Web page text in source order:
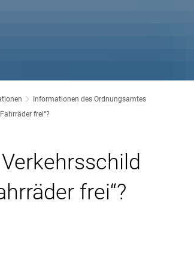
Informationen des Ordnungsamtes
frei“?
frei“?